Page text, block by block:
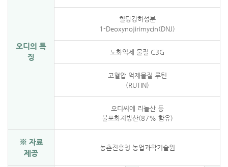
오디의 특
징
혈당강하성분
1-Deoxynojirimycin(DNJ)
노화억제 물질 C3G
고혈압 억제물질 루틴
(RUTIN)
오디씨에 리놀산 등
불포화지방산(87% 함유)
※ 자료
제공
농촌진흥청 농업과학기술원